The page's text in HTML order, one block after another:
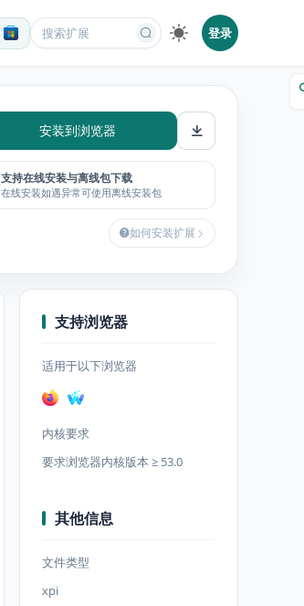
登录
安装到浏览器
支持在线安装与离线包下载
在线安装如遇异常可使用离线安装包
如何安装扩展
支持浏览器
适用于以下浏览器
内核要求
要求浏览器内核版本 ≥ 53.0
其他信息
文件类型
xpi